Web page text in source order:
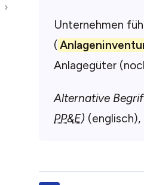
›
Unternehmen
(
Anlagegüter
Alternative
PP&E)